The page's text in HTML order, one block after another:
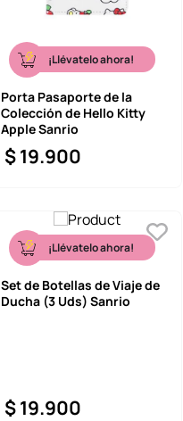
¡Llévatelo ahora!
Porta Pasaporte de la
Colección de Hello Kitty
Apple Sanrio
$19.900
¡Llévatelo ahora!
Set de Botellas de Viaje de
Ducha (3 Uds) Sanrio
$19.900